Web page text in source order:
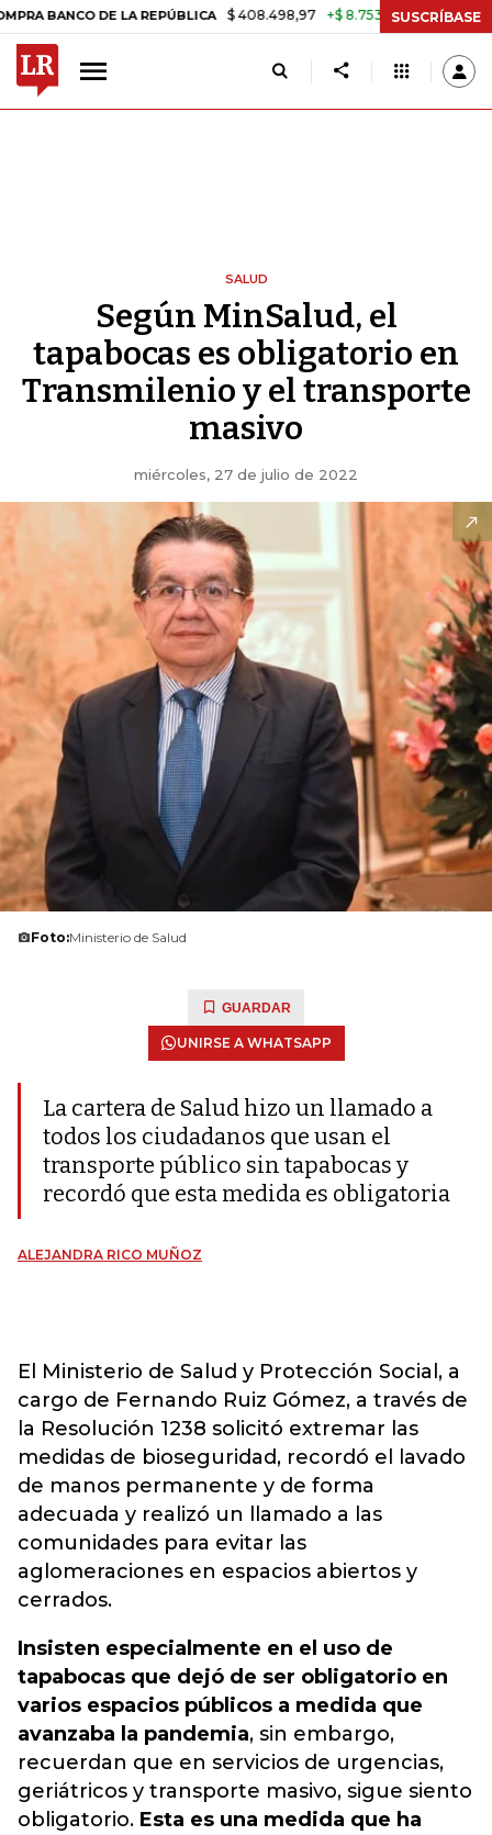
DE LA REPÚBLICA $ 408.498,97 +$ 8.753,81 +2,19% TASA
SUSCRÍBASE
SALUD
Según MinSalud, el
tapabocas es obligatorio en
Transmilenio y el transporte
masivo
miércoles, 27 de julio de 2022
Foto:Ministerio de Salud
GUARDAR
UNIRSE A WHATSAPP
La cartera de Salud hizo un llamado a
todos los ciudadanos que usan el
transporte público sin tapabocas y
recordó que esta medida es obligatoria
ALEJANDRA RICO MUÑOZ
El Ministerio de Salud y Protección Social, a
cargo de Fernando Ruiz Gómez, a través de
la Resolución 1238 solicitó extremar las
medidas de bioseguridad, recordó el lavado
de manos permanente y de forma
adecuada y realizó un llamado a las
comunidades para evitar las
aglomeraciones en espacios abiertos y
cerrados.
Insisten especialmente en el uso de
tapabocas que dejó de ser obligatorio en
varios espacios públicos a medida que
avanzaba la pandemia, sin embargo,
recuerdan que en servicios de urgencias,
geriátricos y transporte masivo, sigue siento
obligatorio. Esta es una medida que ha